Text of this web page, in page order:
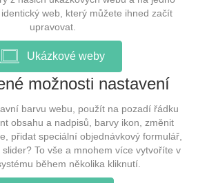
web, který můžete ihned začít
upravovat.
Ukázkové weby
možnosti nastavení
barvu webu, použít na pozadí řádku
obsahu a nadpisů, barvy ikon, změnit
přidat speciální objednávkový formulář,
To vše a mnohem více vytvoříte v
během několika kliknutí.